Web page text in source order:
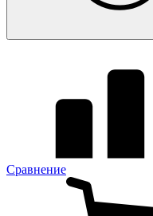
Сравнение